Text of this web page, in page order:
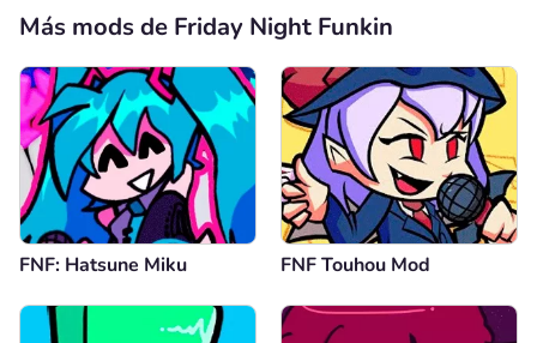
Más mods de Friday Night Funkin
FNF: Hatsune Miku FNF Touhou Mod